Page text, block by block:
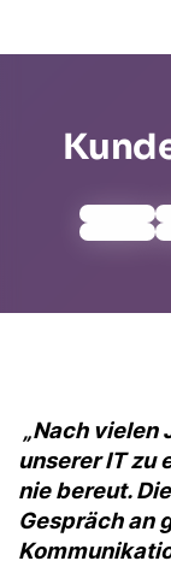
„Nach vielen
unserer IT zu
nie bereut.
Gespräch an